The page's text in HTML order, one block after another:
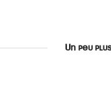
Un peu